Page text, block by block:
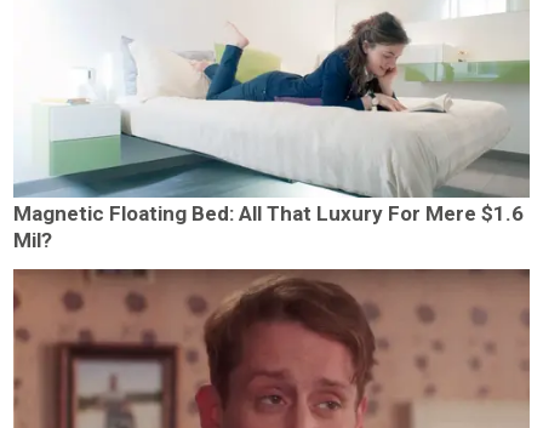
Magnetic Floating Bed: All That Luxury For Mere $1.6
Mil?